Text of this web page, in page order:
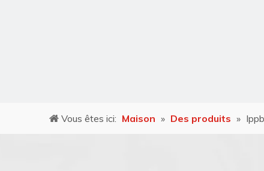
Vous êtes ici: Maison » Des produits »